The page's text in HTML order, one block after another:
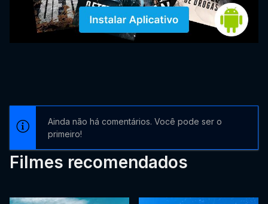
Ainda não há comentários. Você pode ser o
primeiro!
Filmes recomendados